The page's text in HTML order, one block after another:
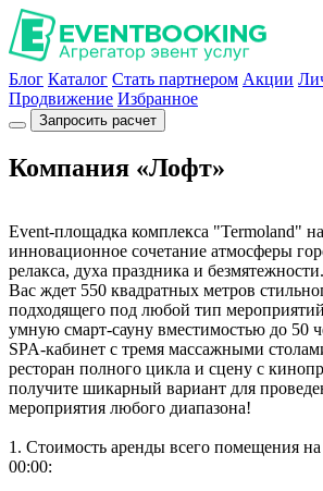
Блог Каталог Стать партнером Акции
Продвижение Избранное
Запросить расчет
Компания «Лофт»
Event-площадка комплекса "Termoland"
инновационное сочетание атмосферы
релакса, духа праздника и безмятежности.
Вас ждет 550 квадратных метров
подходящего под любой тип
умную смарт-сауну вместимостью до 50
SPA-кабинет с тремя массажными
ресторан полного цикла и сцену с
получите шикарный вариант для
мероприятия любого диапазона!
1. Стоимость аренды всего помещения
00:00: